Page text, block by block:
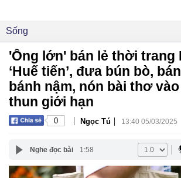
Sống
'Ông lớn' bán lẻ thời trang
‘Huế tiến’, đưa bún bò,
bánh nậm, nón bài thơ
thun giới hạn
0 | Ngọc Tú | 13:40 05/03/2025
Nghe đọc bài 1:58